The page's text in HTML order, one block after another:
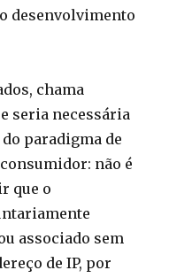
desenvolvimento
chama
seria necessária
paradigma de
não é
que o
associado sem
de IP, por